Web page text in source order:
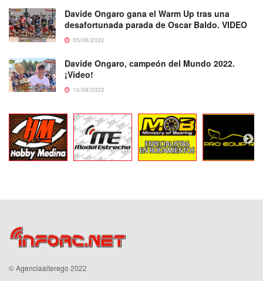
Davide Ongaro gana el Warm Up tras una
desafortunada parada de Oscar Baldo. VIDEO
05/06/2022
Davide Ongaro, campeón del Mundo 2022.
¡Video!
10/09/2022
©Agenciaalterego 2022